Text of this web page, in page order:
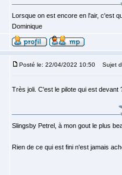
Lorsque on est encore en l'air, c'est
Dominique
Posté le: 22/04/2022 10:50 Sujet
Très joli. C'est le pilote qui est devant
Slingsby Petrel, à mon gout le plus
Rien de ce qui est fini n'est jamais